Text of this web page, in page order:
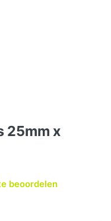
25mm x
beoordelen